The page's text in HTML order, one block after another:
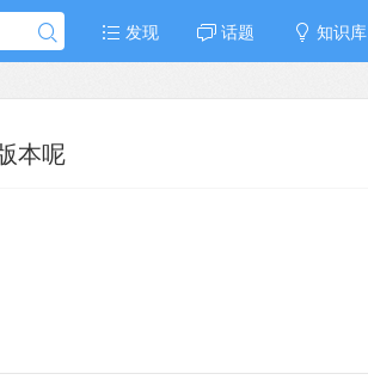
发现 话题 知识库
本呢